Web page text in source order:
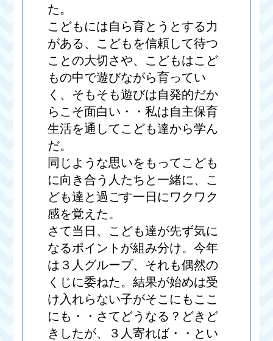
た。
こどもには自ら育とうとする力
がある、こどもを信頼して待つ
ことの大切さや、こどもはこど
もの中で遊びながら育ってい
く、そもそも遊びは自発的だか
らこそ面白い・・私は自主保育
生活を通してこども達から学ん
だ。
同じような思いをもってこども
に向き合う人たちと一緒に、こ
ども達と過ごす一日にワクワク
感を覚えた。
さて当日、こども達が先ず気に
なるポイントが組み分け。今年
は３人グループ、それも偶然の
くじに委ねた。結果が始めは受
け入れらない子がそこにもここ
にも・・さてどうなる？どきど
きしたが、３人寄れば・・とい